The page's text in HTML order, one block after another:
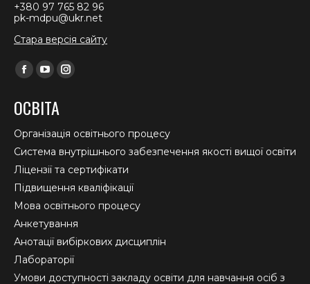
+380 97 765 82 96
pk-mdpu@ukr.net
Стара версія сайту
Find us on:
Facebook
opens
in
new
window
YouTube
opens
in
new
window
Instagram
in
new
window
ОСВІТА
Організація освітнього процесу
Система внутрішнього забезпечення якості вищої освіти
Ліцензії та сертифікати
Підвищення кваліфікації
Мова освітнього процесу
Анкетування
Анотації вибіркових дисциплін
Лабораторії
Умови доступності закладу освіти для навчання осіб з